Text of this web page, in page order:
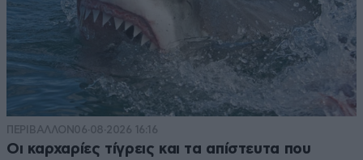
ΠΕΡΙΒΑΛΛΟΝ06·08·2026 16:16
Οι καρχαρίες τίγρεις και τα απίστευτα που